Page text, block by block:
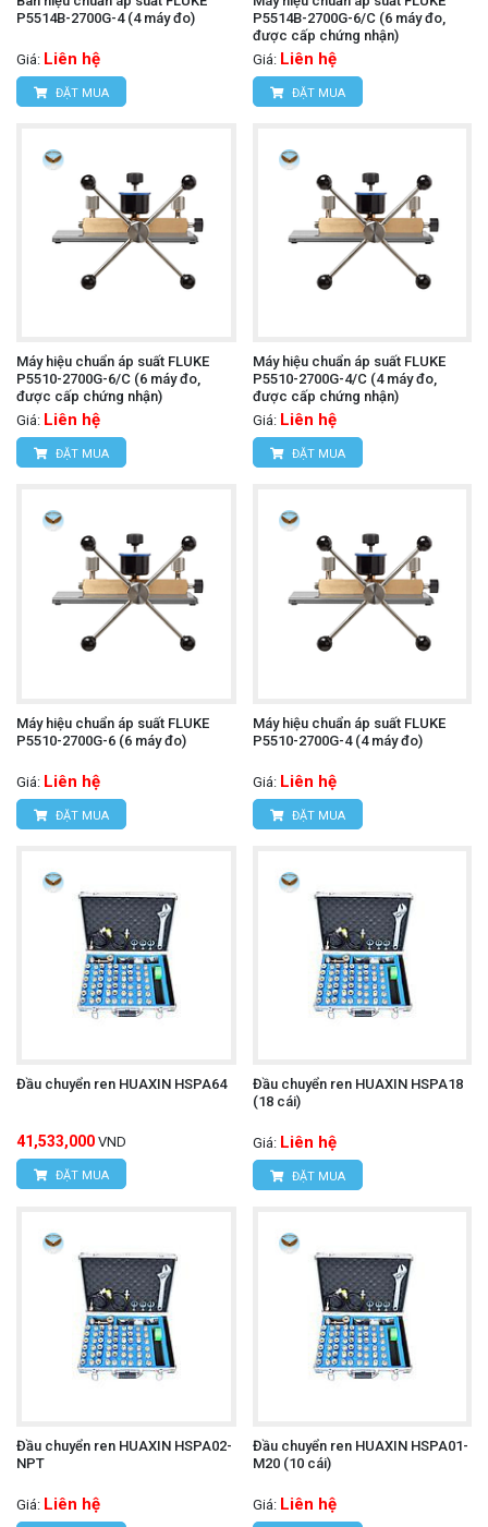
P5514B-2700G-4 (4 máy đo)
Giá: Liên hệ
ĐẶT MUA
P5514B-2700G-6/C (6 máy đo,
được cấp chứng nhận)
Giá: Liên hệ
ĐẶT MUA
Máy hiệu chuẩn áp suất FLUKE
P5510-2700G-6/C (6 máy đo,
được cấp chứng nhận)
Giá: Liên hệ
ĐẶT MUA
Máy hiệu chuẩn áp suất FLUKE
P5510-2700G-4/C (4 máy đo,
được cấp chứng nhận)
Giá: Liên hệ
ĐẶT MUA
Máy hiệu chuẩn áp suất FLUKE
P5510-2700G-6 (6 máy đo)
Giá: Liên hệ
ĐẶT MUA
Máy hiệu chuẩn áp suất FLUKE
P5510-2700G-4 (4 máy đo)
Giá: Liên hệ
ĐẶT MUA
Đầu chuyển ren HUAXIN HSPA64
41,533,000 VND
ĐẶT MUA
Đầu chuyển ren HUAXIN HSPA18
(18 cái)
Giá: Liên hệ
ĐẶT MUA
Đầu chuyển ren HUAXIN HSPA02-
NPT
Giá: Liên hệ
Đầu chuyển ren HUAXIN HSPA01-
M20 (10 cái)
Giá: Liên hệ